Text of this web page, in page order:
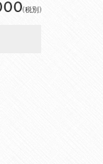
(税別)